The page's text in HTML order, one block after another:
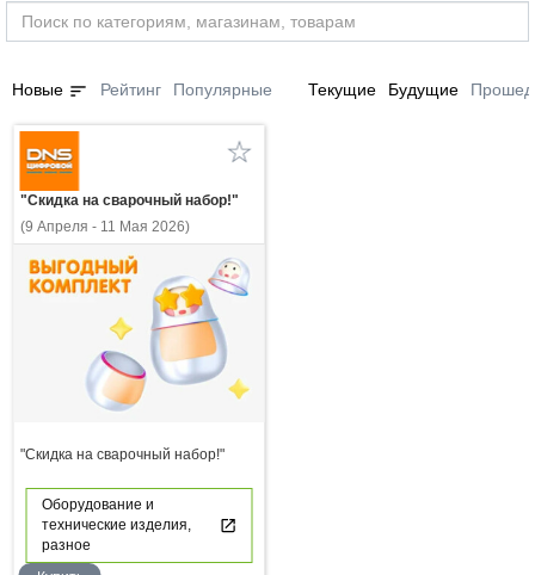
Новые sort Рейтинг Популярные Текущие Будущие
"Скидка на сварочный набор!"
(9 Апреля - 11 Мая 2026)
"Скидка на сварочный набор!"
Оборудование и
технические изделия,
разное